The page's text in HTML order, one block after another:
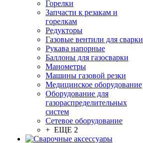
Горелки
Запчасти к резакам и
горелкам
Редукторы
Газовые вентили для сварки
Рукава напорные
Баллоны для газосварки
Манометры
Машины газовой резки
Медицинское оборудование
Оборудование для
газораспределительных
систем
Сетевое оборудование
+ ЕЩЕ 2